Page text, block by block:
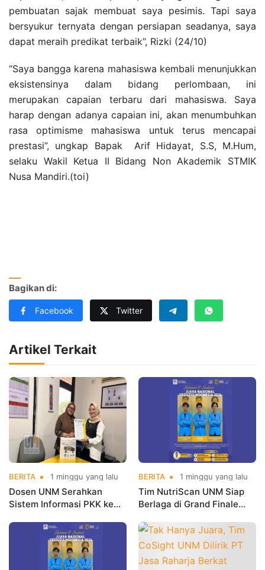
pembuatan sajak membuat saya pesimis. Tapi saya
bersyukur ternyata dengan persiapan seadanya, saya
dapat meraih predikat terbaik”, Rizki (24/10)
“Saya bangga karena mahasiswa kembali menunjukkan
eksistensinya dalam bidang perlombaan, ini
merupakan capaian terbaru dari mahasiswa. Saya
harap dengan adanya capaian ini, akan menumbuhkan
rasa optimisme mahasiswa untuk terus mencapai
prestasi”, ungkap Bapak Arif Hidayat, S.S, M.Hum,
selaku Wakil Ketua II Bidang Non Akademik STMIK
Nusa Mandiri.(toi)
Bagikan di:
Facebook Twitter
Artikel Terkait
BERITA 1 minggu yang lalu
Dosen UNM Serahkan
Sistem Informasi PKK ke
Luaran Program Hibah PKM
BERITA 1 minggu yang lalu
Tim NutriScan UNM Siap
Berlaga di Grand Finale